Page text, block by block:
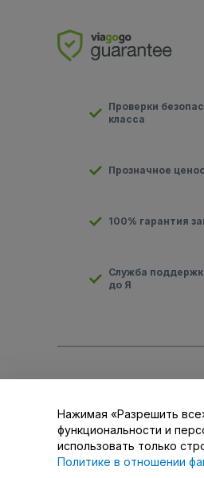
Проверки
класса
Прозначное
100% гарантия
Служба
до Я
для мобильных устройств
Не передавайте мою
Нажимая «Разрешить
функциональности и
использовать только
Политике в отношении